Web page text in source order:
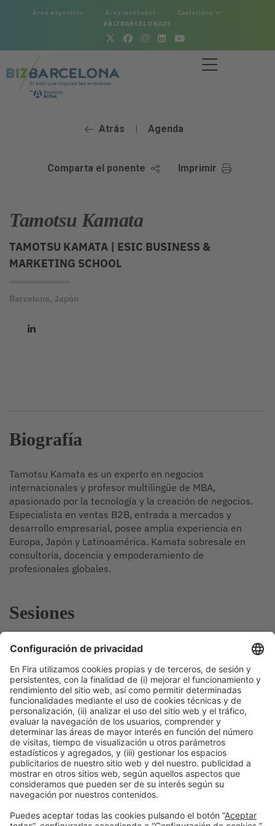
Área expositor Área montador Castellano
#BIZBARCELONA26
Atrás | Agenda
Comparta el ponente Imprimir
Tamotsu Kamata
TAMOTSU KAMATA | ESIC BUSINESS &
MARKETING SCHOOL
Barcelona, Japón
Biografía
Tamotsu Kamata es un experto en negocios
internacionales y profesor multilingüe de MBA,
apasionado por la tecnología y la creación de negocios.
Especialista en ventas B2B, entrada a mercados y
desarrollo empresarial, posee amplia experiencia en
Europa, Japón y Latinoamérica. Kamata sobresale en
consultoría, docencia y empoderamiento de
profesionales globales.
Sesiones
16:00h
WORKSHOP | BIZBARCELONA 2025 COMUNICACIÓN
Siete pasos para hacer negocio
B2B con LinkedIn: genera más
contactos cualificados en la
plataforma ideal para los
negocios